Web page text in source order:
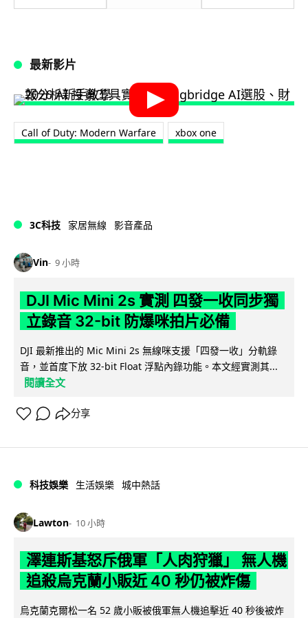
最新影片
Call of Duty: Modern Warfare xbox one
3C科技 家居無線 影音產品
Vin 9 小時
DJI Mic Mini 2s 實測 四發一收同步獨
立錄音 32-bit 防爆咪拍片必備
DJI 最新推出的 Mic Mini 2s 無線咪支援「四發一收」分軌錄
音，並首度下放 32-bit Float 浮點內錄功能。本文經實測其...
閱讀全文
分享
科技娛樂 生活娛樂 城中熱話
Lawton 10 小時
澤連斯基怒斥俄軍「人肉狩獵」 無人機
追殺烏克蘭小販近 40 秒仍被炸傷
烏克蘭克爾松一名 52 歲小販被俄軍無人機追擊近 40 秒後被炸